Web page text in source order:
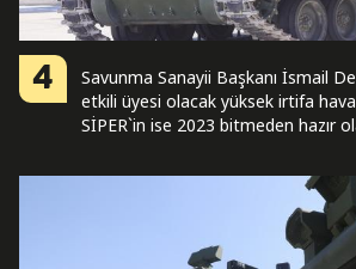
4
Savunma Sanayii Başkanı İsmail
etkili üyesi olacak yüksek irtifa
SİPER`in ise 2023 bitmeden hazır